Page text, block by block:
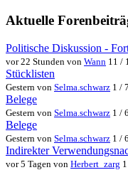
Aktuelle
Politische Diskussion -
vor 22 Stunden von Wann 11 /
Stücklisten
Gestern von Selma.schwarz 1 /
Belege
Gestern von Selma.schwarz 1 /
Belege
Gestern von Selma.schwarz 1 /
Indirekter
vor 5 Tagen von Herbert_zarg